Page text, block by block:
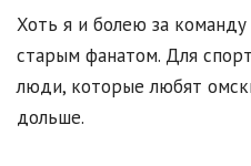
Хоть я и болею за
старым фанатом. Для
люди, которые любят
дольше.